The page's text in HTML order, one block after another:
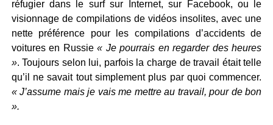
réfugier dans le surf sur Internet, sur Facebook, ou le
visionnage de compilations de vidéos insolites, avec une
nette préférence pour les compilations d’accidents de
voitures en Russie« Je pourrais en regarder des heures
». Toujours selon lui, parfois la charge de travail était telle
qu’il ne savait tout simplement plus par quoi commencer.
« J’assume mais je vais me mettre au travail, pour de bon
».